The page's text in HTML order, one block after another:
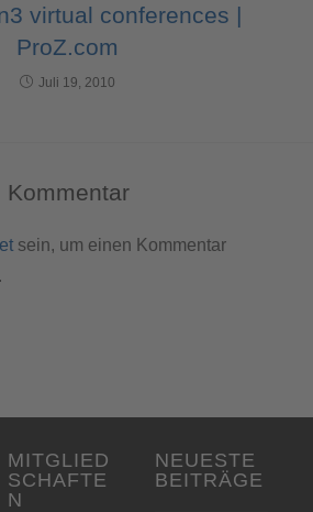
virtual conferences |
ProZ.com
Juli 19, 2010
Kommentar
sein, um einen Kommentar
MITGLIED
SCHAFTE
N
NEUESTE
BEITRÄGE